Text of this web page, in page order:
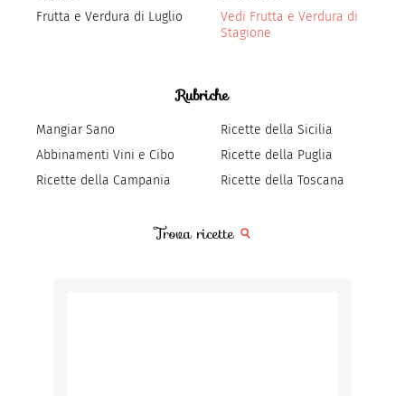
Frutta e Verdura di Luglio
Vedi Frutta e Verdura di
Stagione
Rubriche
Mangiar Sano
Abbinamenti Vini e Cibo
Ricette della Campania
Ricette della Sicilia
Ricette della Puglia
Ricette della Toscana
Trova ricette